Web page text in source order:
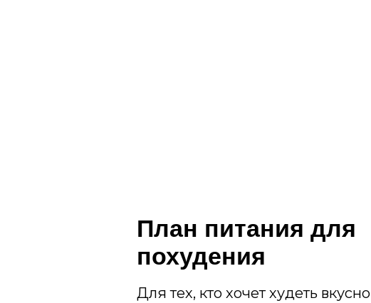
План питания для
похудения
Для тех, кто хочет худеть вкусно